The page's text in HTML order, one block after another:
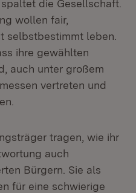
die Gesellschaft.
wollen fair,
selbstbestimmt leben.
ihre gewählten
auch unter großem
vertreten und
tragen, wie ihr
auch
Bürgern. Sie als
für eine schwierige